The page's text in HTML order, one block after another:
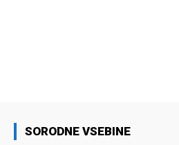
SORODNE VSEBINE